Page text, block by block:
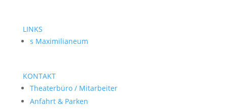
LINKS
s Maximilianeum
KONTAKT
Theaterbüro / Mitarbeiter
Anfahrt & Parken